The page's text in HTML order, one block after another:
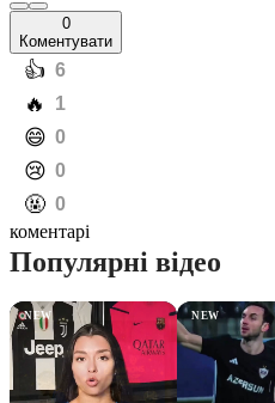
0
Коментувати
️👍 6
️🔥 1
️😄 0
️😢 0
️🤬 0
коментарі